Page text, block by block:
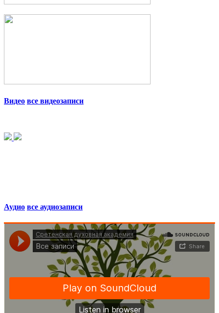
Видео все видеозаписи
Аудио все аудиозаписи